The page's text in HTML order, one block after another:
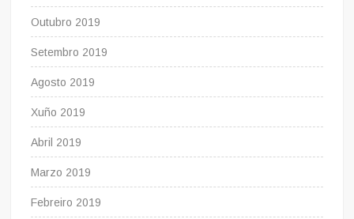
Outubro 2019
Setembro 2019
Agosto 2019
Xuño 2019
Abril 2019
Marzo 2019
Febreiro 2019